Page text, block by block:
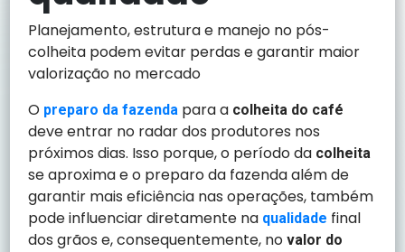
Planejamento, estrutura e manejo no pós-
colheita podem evitar perdas e garantir maior
valorização no mercado
O preparo da fazenda para a colheita do café
deve entrar no radar dos produtores nos
próximos dias. Isso porque, o período da colheita
se aproxima e o preparo da fazenda além de
garantir mais eficiência nas operações, também
pode influenciar diretamente na qualidade final
dos grãos e, consequentemente, novalor do